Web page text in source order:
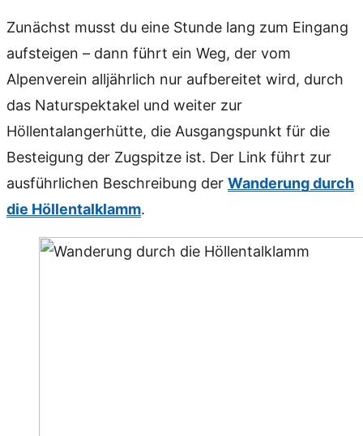
Zunächst musst du eine Stunde lang zum Eingang
aufsteigen – dann führt ein Weg, der vom
Alpenverein alljährlich nur aufbereitet wird, durch
das Naturspektakel und weiter zur
Höllentalangerhütte, die Ausgangspunkt für die
Besteigung der Zugspitze ist. Der Link führt zur
ausführlichen Beschreibung der Wanderung durch
die Höllentalklamm.